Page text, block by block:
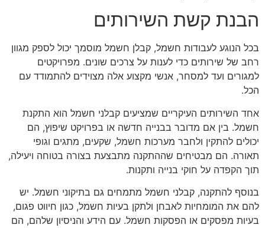
הבנת קשת השירותים
בכל הנוגע לעבודות חשמל, קבלן חשמל מוסמך יכול לספק מגוון
רחב של שירותים כדי לענות על צרכים שונים. מפרויקטים
למגורים ועד למסחר, אנשי מקצוע אלה מצוידים להתמודד עם
הכל.
אחד השירותים העיקריים שמציעים קבלני חשמל הוא התקנת
חשמל. בין אם מדובר בבנייה חדשה או בפרויקט שיפוץ, הם
יכולים להתקין ולחבר מערכות חשמל, שקעים, מתגים וגופי
תאורה. הם מבטיחים שההתקנה מתבצעת בצורה בטוחה ויעילה,
תוך הקפדה על חוקי בנייה ותקנות.
בנוסף להתקנה, קבלני חשמל מתמחים גם בתיקוני חשמל. יש
להם את המומחיות לאבחן ולתקן בעיות חשמל, כגון חיווט פגום,
בעיות מפסקים או הפסקות חשמל. עם הידע והניסיון שלהם, הם